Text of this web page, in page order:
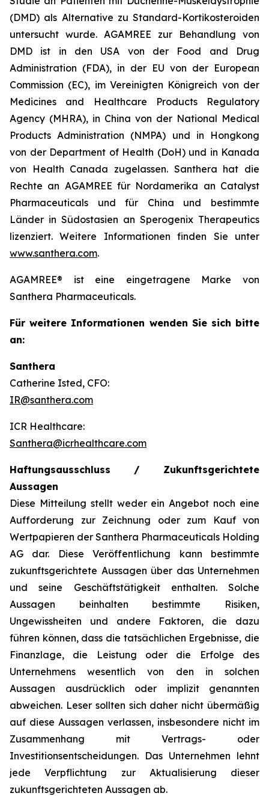
(DMD) als Alternative zu Standard-Kortikosteroiden
untersucht wurde. AGAMREE zur Behandlung von
DMD ist in den USA von der Food and Drug
Administration (FDA), in der EU von der European
Commission (EC), im Vereinigten Königreich von der
Medicines and Healthcare Products Regulatory
Agency (MHRA), in China von der National Medical
Products Administration (NMPA) und in Hongkong
von der Department of Health (DoH) und in Kanada
von Health Canada zugelassen. Santhera hat die
Rechte an AGAMREE für Nordamerika an Catalyst
Pharmaceuticals und für China und bestimmte
Länder in Südostasien an Sperogenix Therapeutics
lizenziert. Weitere Informationen finden Sie unter
www.santhera.com.
AGAMREE® ist eine eingetragene Marke von
Santhera Pharmaceuticals.
Für weitere Informationen wenden Sie sich bitte
an:
Santhera
Catherine Isted, CFO:
IR@santhera.com
ICR Healthcare:
Santhera@icrhealthcare.com
Haftungsausschluss / Zukunftsgerichtete
Aussagen
Diese Mitteilung stellt weder ein Angebot noch eine
Aufforderung zur Zeichnung oder zum Kauf von
Wertpapieren der Santhera Pharmaceuticals Holding
AG dar. Diese Veröffentlichung kann bestimmte
zukunftsgerichtete Aussagen über das Unternehmen
und seine Geschäftstätigkeit enthalten. Solche
Aussagen beinhalten bestimmte Risiken,
Ungewissheiten und andere Faktoren, die dazu
führen können, dass die tatsächlichen Ergebnisse, die
Finanzlage, die Leistung oder die Erfolge des
Unternehmens wesentlich von den in solchen
Aussagen ausdrücklich oder implizit genannten
abweichen. Leser sollten sich daher nicht übermäßig
auf diese Aussagen verlassen, insbesondere nicht im
Zusammenhang mit Vertrags- oder
Investitionsentscheidungen. Das Unternehmen lehnt
jede Verpflichtung zur Aktualisierung dieser
zukunftsgerichteten Aussagen ab.